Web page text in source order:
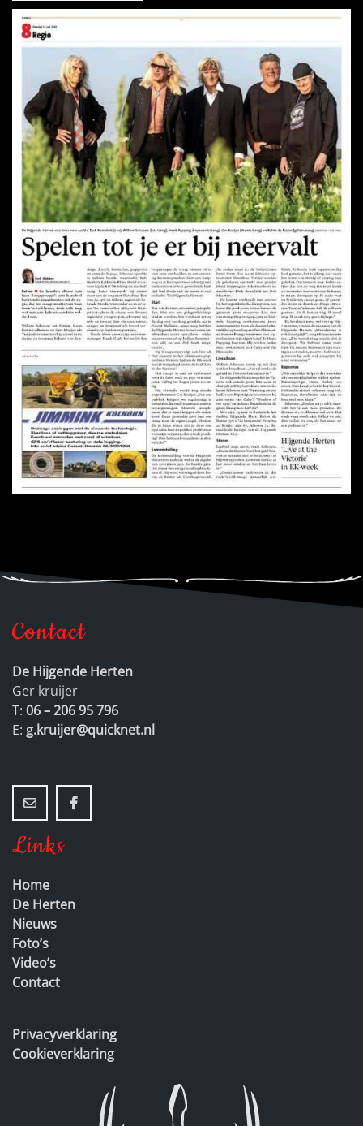
Contact
De Hijgende Herten
Ger kruijer
T: 06 – 206 95 796
E: g.kruijer@quicknet.nl
Links
Home
De Herten
Nieuws
Foto’s
Video’s
Contact
Privacyverklaring
Cookieverklaring